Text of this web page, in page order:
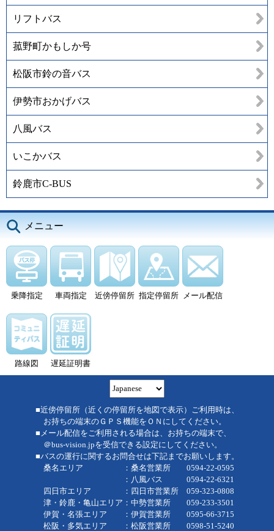
リフトバス
菰野町かもしか号
松阪市鈴の音バス
伊勢市おかげバス
八風バス
いこかバス
鈴鹿市C-BUS
メニュー
乗降指定 車両指定 近傍停留所 指定停留所 メール配信
路線図 遅延証明書
■近傍停留所（近くの停留所を地図で表示）ご利用時は、
お持ちの端末のＧＰＳ機能をＯＮにしてください。
■メール配信をご利用される場合は、お持ちの端末で、
＠bus-vision.jpを受信できる設定にしてください。
■バスの運行に関するお問合せは下記までお願いします。
桑名エリア ：桑名営業所 0594-22-0595
：八風バス 0594-22-6321
四日市エリア ：四日市営業所 059-323-0808
津・鈴鹿・亀山エリア：中勢営業所 059-233-3501
伊賀・名張エリア ：伊賀営業所 0595-66-3715
松阪・多気エリア ：松阪営業所 0598-51-5240